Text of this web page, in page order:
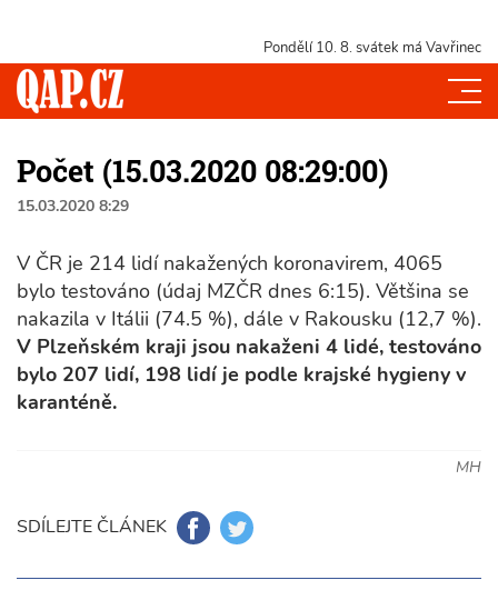
Pondělí 10. 8. svátek má Vavřinec
Počet (15.03.2020 08:29:00)
15.03.2020 8:29
V ČR je 214 lidí nakažených koronavirem, 4065
bylo testováno (údaj MZČR dnes 6:15). Většina se
nakazila v Itálii (74.5 %), dále v Rakousku (12,7 %).
V Plzeňském kraji jsou nakaženi 4 lidé, testováno
bylo 207 lidí, 198 lidí je podle krajské hygieny v
karanténě.
MH
SDÍLEJTE ČLÁNEK